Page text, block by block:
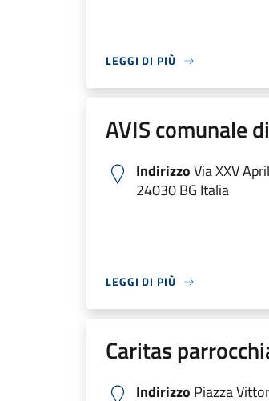
LEGGI DI PIÙ
AVIS comunale
IndirizzoVia XXV
24030 BG Italia
LEGGI DI PIÙ
Caritas
Indirizzo Piazza